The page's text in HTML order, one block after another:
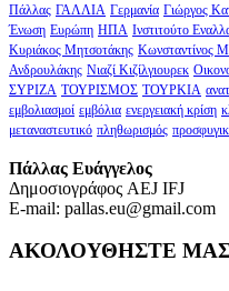
Πάλλας ΓΑΛΛΙΑ Γερμανία Γιώργος
Ένωση Ευρώπη ΗΠΑ Ινστιτούτο
Κυριάκος Μητσοτάκης Κωνσταντίνος
Ανδρουλάκης Νιαζί Κιζίλγιουρεκ
ΣΥΡΙΖΑ ΤΟΥΡΙΣΜΟΣ ΤΟΥΡΚΙΑ
εμβολιασμοί εμβόλια ενεργειακή κρίση
μεταναστευτικό πληθωρισμός
Πάλλας Ευάγγελος
Δημοσιογράφος AEJ ΙFJ
E-mail: pallas.eu@gmail.com
ΑΚΟΛΟΥΘΗΣΤΕ